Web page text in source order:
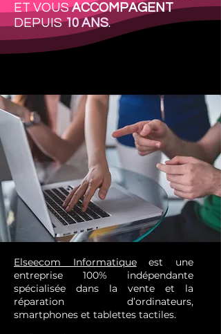
ET VOUSACCOMPAGENT
DEPUIS10 ANS.
Elseecom Informatiqueest une
entreprise 100% indépendante
spécialisée dans la vente et la
réparation d’ordinateurs,
smartphones et tablettes tactiles.